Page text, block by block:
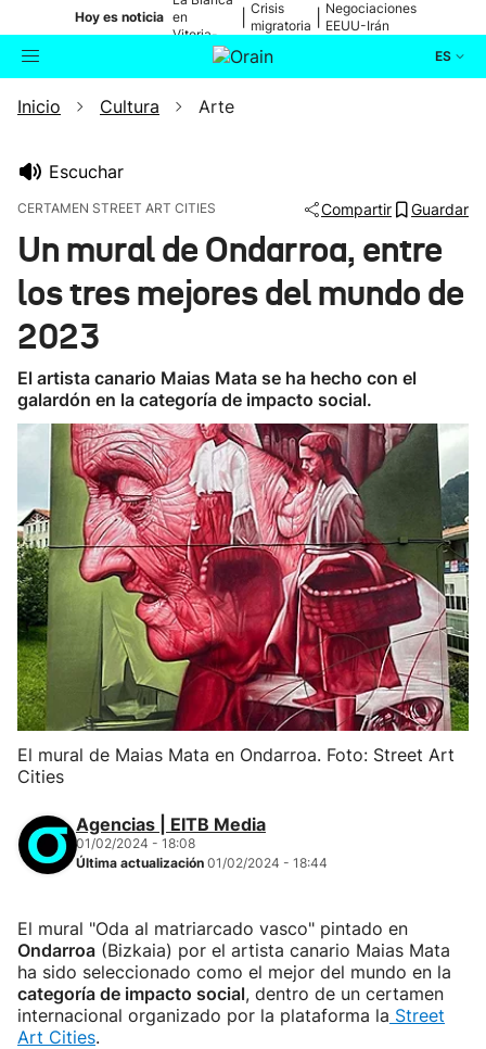
Hoy es noticia en
Vitoria-
Gasteiz
Crisis
migratoria
Negociaciones
EEUU-Irán
ES
Buscador Actualidad
Ikusmiran
Inicio Cultura Arte
Escuchar
CERTAMEN STREET ART CITIES Compartir Guardar
Un mural de Ondarroa, entre
los tres mejores del mundo de
2023
El artista canario Maias Mata se ha hecho con el
galardón en la categoría de impacto social.
El mural de Maias Mata en Ondarroa. Foto: Street Art
Cities
Agencias | EITB Media
01/02/2024 - 18:08
Última actualización 01/02/2024 - 18:44
El mural "Oda al matriarcado vasco" pintado en
Ondarroa (Bizkaia) por el artista canario Maias Mata
ha sido seleccionado como el mejor del mundo en la
categoría de impacto social, dentro de un certamen
internacional organizado por la plataforma la Street
Art Cities.